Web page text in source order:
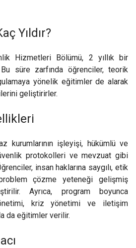
Yıldır?
Hizmetleri Bölümü, 2 yıllık bir
Bu süre zarfında öğrenciler, teorik
yönelik eğitimler de alarak
geliştirirler.
kurumlarının işleyişi, hükümlü ve
protokolleri ve mevzuat gibi
insan haklarına saygılı, etik
çözme yeteneği gelişmiş
Ayrıca, program boyunca
kriz yönetimi ve iletişim
da eğitimler verilir.